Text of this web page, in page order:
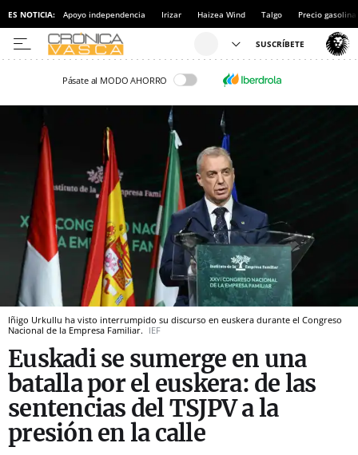
ES NOTICIA: Apoyo independencia Irizar Haizea Wind Talgo Precio gasolina
Pásate al MODO AHORRO
Iñigo Urkullu ha visto interrumpido su discurso en euskera durante el Congreso
Nacional de la Empresa Familiar. IEF
Euskadi se sumerge en una
batalla por el euskera: de las
sentencias del TSJPV a la
presión en la calle